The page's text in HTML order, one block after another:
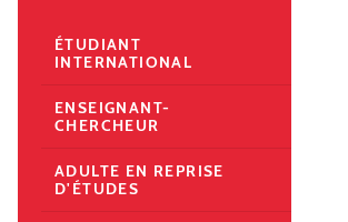
ÉTUDIANT
INTERNATIONAL
ENSEIGNANT-
CHERCHEUR
ADULTE EN REPRISE
D'ÉTUDES